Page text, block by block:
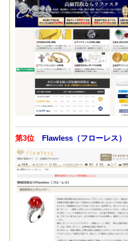
第3位 Flawless（フローレス）